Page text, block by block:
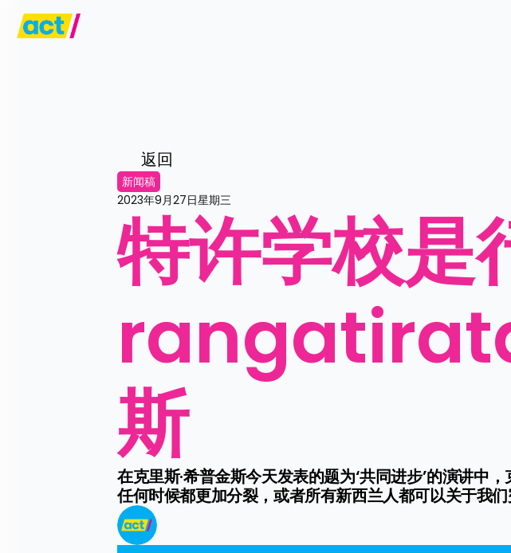
返回
新闻稿
2023年9月27日星期三
特许学校
斯
在克里斯·希普金斯今天发表的题为‘共同进步’的演讲中
任何时候都更加分裂，或者所有新西兰人都可以关于我